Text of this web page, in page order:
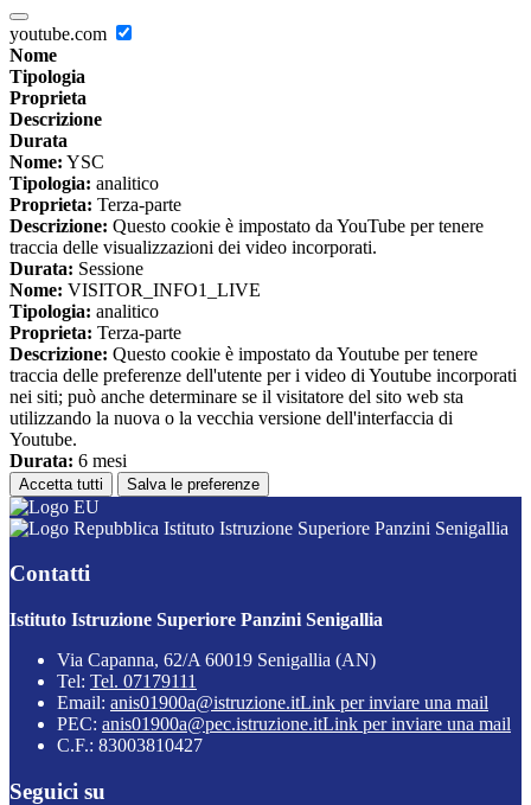
youtube.com
Nome
Tipologia
Proprieta
Descrizione
Durata
Nome: YSC
Tipologia: analitico
Proprieta: Terza-parte
Descrizione: Questo cookie è impostato da YouTube per tenere
traccia delle visualizzazioni dei video incorporati.
Durata: Sessione
Nome: VISITOR_INFO1_LIVE
Tipologia: analitico
Proprieta: Terza-parte
Descrizione: Questo cookie è impostato da Youtube per tenere
traccia delle preferenze dell'utente per i video di Youtube incorporati
nei siti; può anche determinare se il visitatore del sito web sta
utilizzando la nuova o la vecchia versione dell'interfaccia di
Youtube.
Durata: 6 mesi
Accetta tutti Salva le preferenze
Istituto Istruzione Superiore Panzini Senigallia
Contatti
Istituto Istruzione Superiore Panzini Senigallia
Via Capanna, 62/A 60019 Senigallia (AN)
Tel: Tel. 07179111
Email: anis01900a@istruzione.itLink per inviare una mail
PEC: anis01900a@pec.istruzione.itLink per inviare una mail
C.F.: 83003810427
Seguici su